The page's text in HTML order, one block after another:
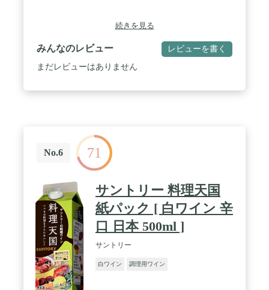
続きを見る
みんなのレビュー レビューを書く
まだレビューはありません
No.6 71
サントリー 料理天国
紙パック [ 白ワイン 辛
口 日本 500ml ]
サントリー
白ワイン 調理用ワイン